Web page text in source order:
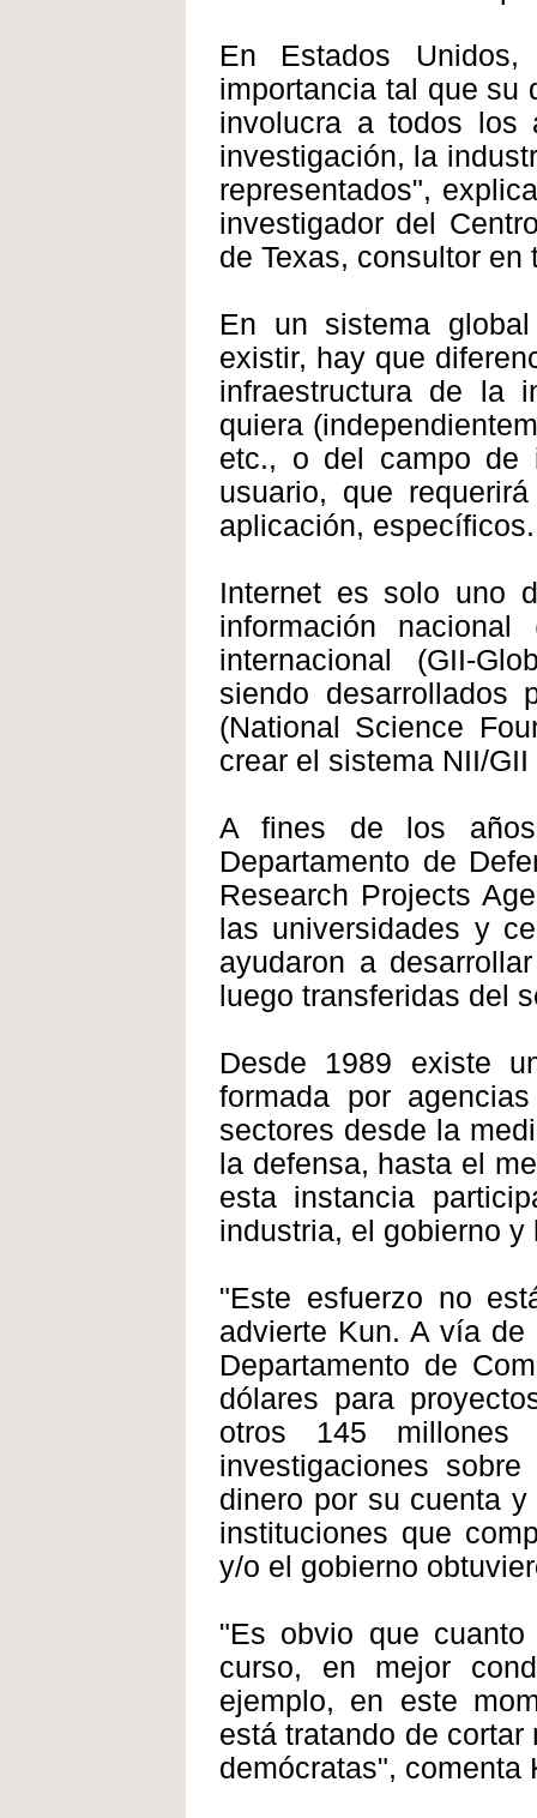
En Estados
importancia tal que su
involucra a todos los
investigación, la
representados",
investigador del
de Texas, consultor
En un sistema
existir, hay que
infraestructura de la
quiera
etc., o del campo de
usuario, que
aplicación, específicos.
Internet es solo uno
información nacional
internacional (GII-
siendo desarrollados
(National Science
crear el sistema NII/
A fines de los
Departamento de
Research Projects
las universidades y
ayudaron a
luego transferidas del
Desde 1989 existe
formada por
sectores desde la
la defensa, hasta el
esta instancia
industria, el gobierno
"Este esfuerzo no
advierte Kun. A vía
Departamento de
dólares para
otros 145 millones
investigaciones
dinero por su cuenta
instituciones que
y/o el gobierno
"Es obvio que
curso, en mejor
ejemplo, en este
está tratando de
demócratas", comenta